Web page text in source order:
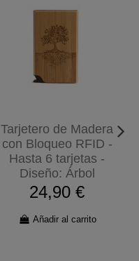
Tarjetero de Madera
con Bloqueo RFID -
Hasta 6 tarjetas -
Diseño: Árbol
24,90 €
Añadir al carrito